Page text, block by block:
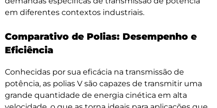
em diferentes contextos industriais.
Comparativo de Polias: Desempenho e
Eficiência
Conhecidas por sua eficácia na transmissão de
potência, as polias V são capazes de transmitir uma
grande quantidade de energia cinética em alta